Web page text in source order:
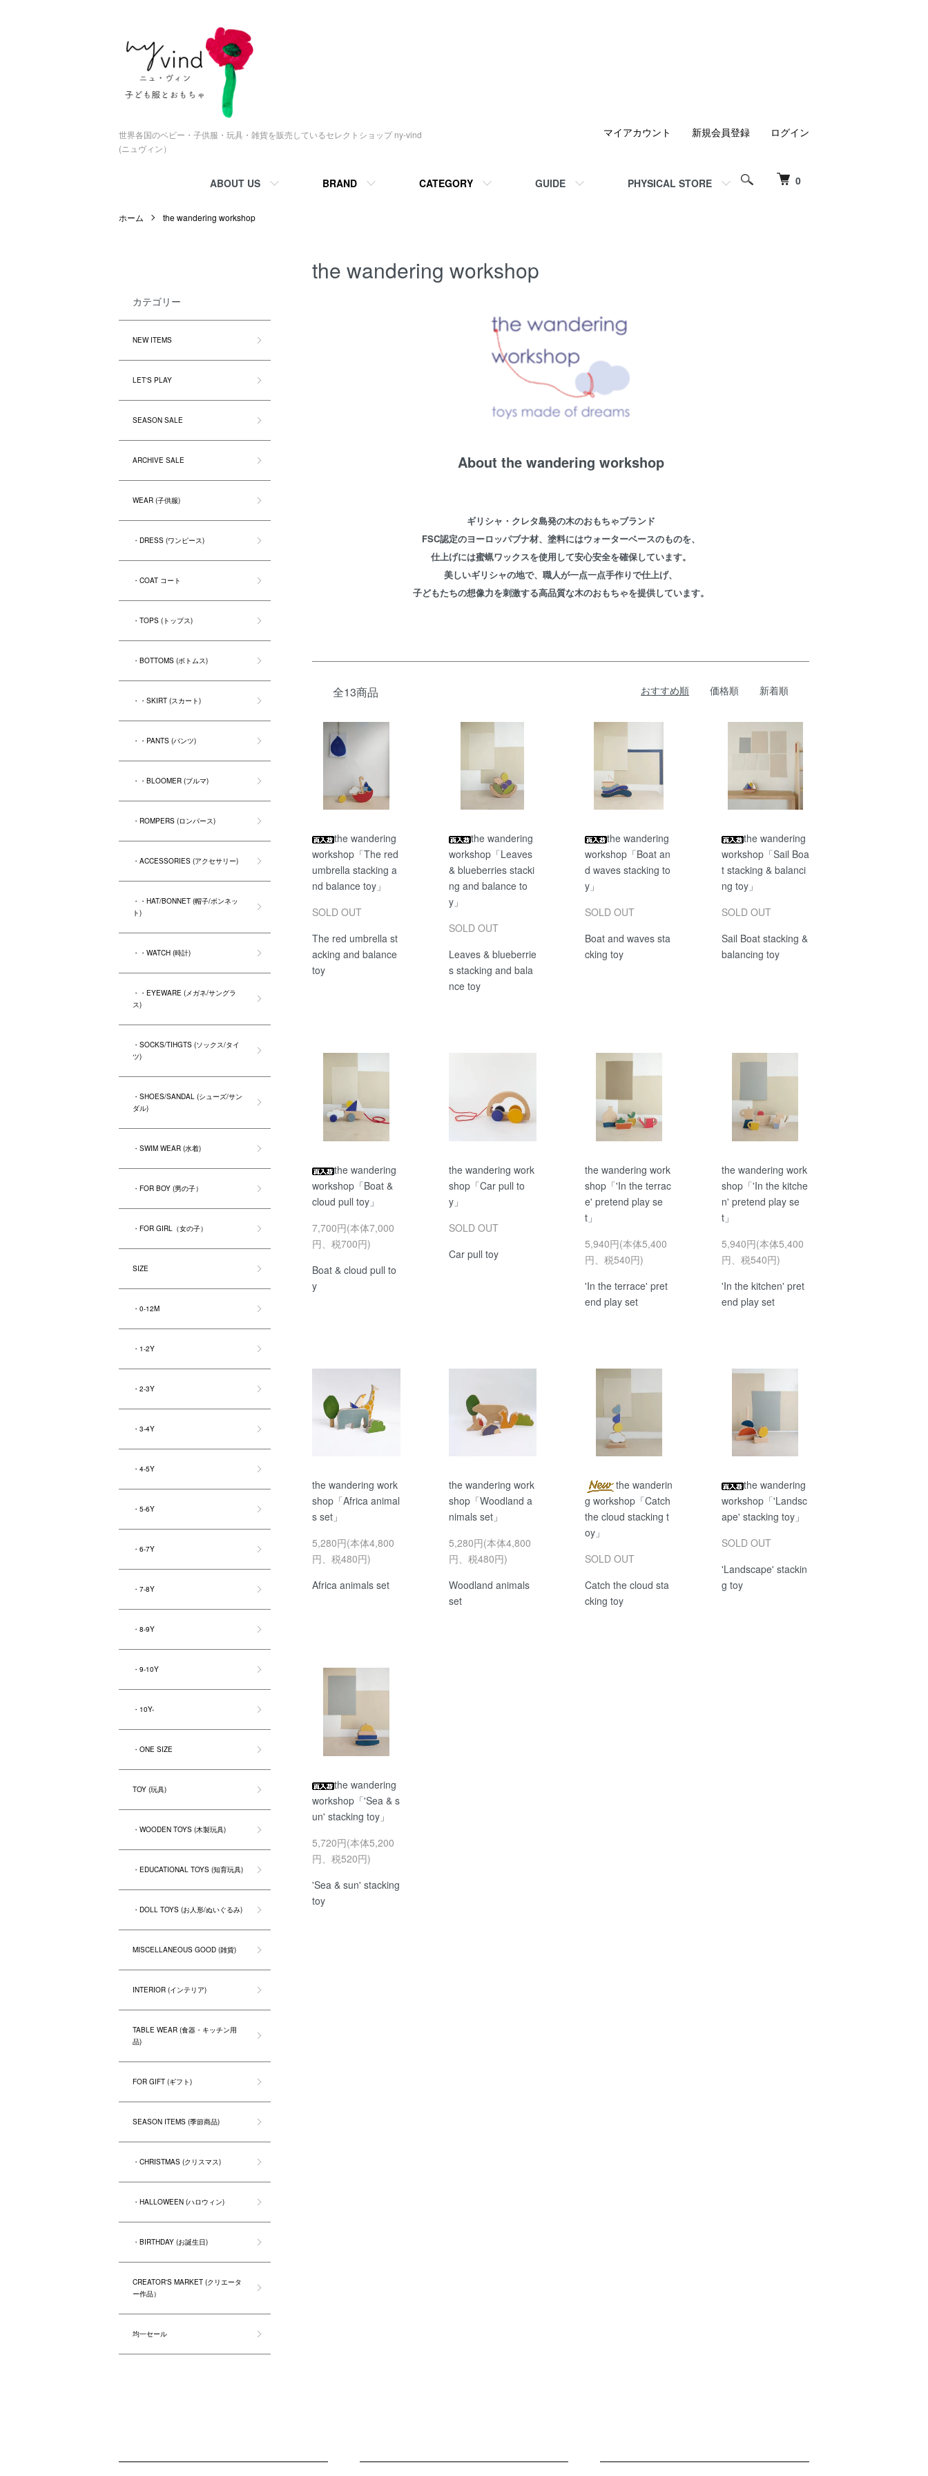
世界各国のベビー・子供服・玩具・雑貨を販売しているセレクトショップ ny-vind
(ニュヴィン）
0
ABOUT US BRAND CATEGORY GUIDE PHYSICAL STORE
マイアカウント 新規会員登録 ログイン
ホーム the wandering workshop
the wandering workshop
About the wandering workshop
ギリシャ・クレタ島発の木のおもちゃブランド
FSC認定のヨーロッパブナ材、塗料にはウォーターベースのものを、
仕上げには蜜蝋ワックスを使用して安心安全を確保しています。
美しいギリシャの地で、職人が一点一点手作りで仕上げ、
子どもたちの想像力を刺激する高品質な木のおもちゃを提供しています。
全13商品 おすすめ順 価格順 新着順
the wandering
workshop「The red
umbrella stacking a
nd balance toy」
SOLD OUT
The red umbrella st
acking and balance
toy
the wandering
workshop「Leaves
& blueberries stacki
ng and balance to
y」
SOLD OUT
Leaves & blueberrie
s stacking and bala
nce toy
the wandering
workshop「Boat an
d waves stacking to
y」
SOLD OUT
Boat and waves sta
cking toy
the wandering
workshop「Sail Boa
t stacking & balanci
ng toy」
SOLD OUT
Sail Boat stacking &
balancing toy
the wandering
workshop「Boat &
cloud pull toy」
7,700円(本体7,000
円、税700円)
Boat & cloud pull to
y
the wandering work
shop「Car pull to
y」
SOLD OUT
Car pull toy
the wandering work
shop「'In the terrac
e' pretend play se
t」
5,940円(本体5,400
円、税540円)
'In the terrace' pret
end play set
the wandering work
shop「'In the kitche
n' pretend play se
t」
5,940円(本体5,400
円、税540円)
'In the kitchen' pret
end play set
the wandering work
shop「Africa animal
s set」
5,280円(本体4,800
円、税480円)
Africa animals set
the wandering work
shop「Woodland a
nimals set」
5,280円(本体4,800
円、税480円)
Woodland animals
set
the wanderin
g workshop「Catch
the cloud stacking t
oy」
SOLD OUT
Catch the cloud sta
cking toy
the wandering
workshop「'Landsc
ape' stacking toy」
SOLD OUT
'Landscape' stackin
g toy
the wandering
workshop「'Sea & s
un' stacking toy」
5,720円(本体5,200
円、税520円)
'Sea & sun' stacking
toy
カテゴリー
NEW ITEMS
LET'S PLAY
SEASON SALE
ARCHIVE SALE
WEAR (子供服)
・DRESS (ワンピース)
・COAT コート
・TOPS (トップス)
・BOTTOMS (ボトムス)
・・SKIRT (スカート)
・・PANTS (パンツ)
・・BLOOMER (ブルマ)
・ROMPERS (ロンパース)
・ACCESSORIES (アクセサリー)
・・HAT/BONNET (帽子/ボンネッ
ト)
・・WATCH (時計)
・・EYEWARE (メガネ/サングラ
ス)
・SOCKS/TIHGTS (ソックス/タイ
ツ)
・SHOES/SANDAL (シューズ/サン
ダル)
・SWIM WEAR (水着)
・FOR BOY (男の子）
・FOR GIRL（女の子）
SIZE
・0-12M
・1-2Y
・2-3Y
・3-4Y
・4-5Y
・5-6Y
・6-7Y
・7-8Y
・8-9Y
・9-10Y
・10Y-
・ONE SIZE
TOY (玩具)
・WOODEN TOYS (木製玩具)
・EDUCATIONAL TOYS (知育玩具)
・DOLL TOYS (お人形/ぬいぐるみ)
MISCELLANEOUS GOOD (雑貨)
INTERIOR (インテリア)
TABLE WEAR (食器・キッチン用
品)
FOR GIFT (ギフト)
SEASON ITEMS (季節商品)
・CHRISTMAS (クリスマス)
・HALLOWEEN (ハロウィン)
・BIRTHDAY (お誕生日)
CREATOR'S MARKET (クリエータ
ー作品）
均一セール